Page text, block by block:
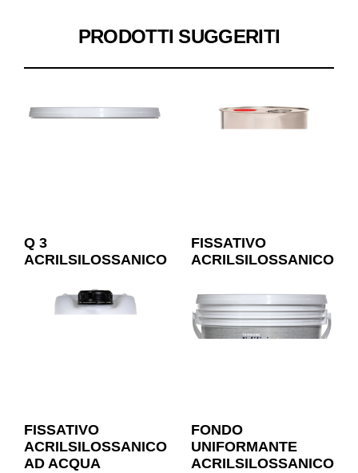
PRODOTTI SUGGERITI
Q 3
ACRILSILOSSANICO
FISSATIVO
ACRILSILOSSANICO
FISSATIVO
ACRILSILOSSANICO
AD ACQUA
FONDO
UNIFORMANTE
ACRILSILOSSANICO